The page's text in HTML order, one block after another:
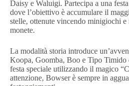
Daisy e Waluigi. Partecipa a una
dove l’obiettivo è accumulare il
stelle, ottenute vincendo minigiochi e
monete.
La modalità storia introduce
Koopa, Goomba, Boo e Tipo Timido
festa speciale utilizzando il magico
attenzione, Bowser è sempre in